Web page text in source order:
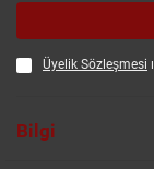
Üyelik Sözleşmesi
Bilgi